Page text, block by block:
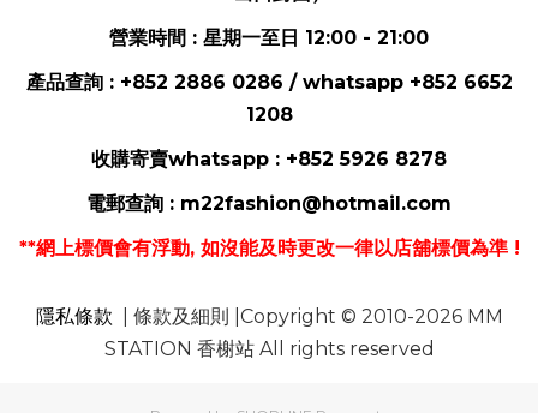
營業時間 : 星期一至日 12:00 - 21:00
產品查詢 : +852 2886 0286 / whatsapp +852 6652
1208
收購寄賣whatsapp : +852 5926 8278
電郵查詢 : m22fashion@hotmail.com
**網上標價會有浮動, 如沒能及時更改一律以店舖標價為準 !
隱私條款
| 條款及細則 |Copyright © 2010-2026 MM
STATION 香榭站 All rights reserved